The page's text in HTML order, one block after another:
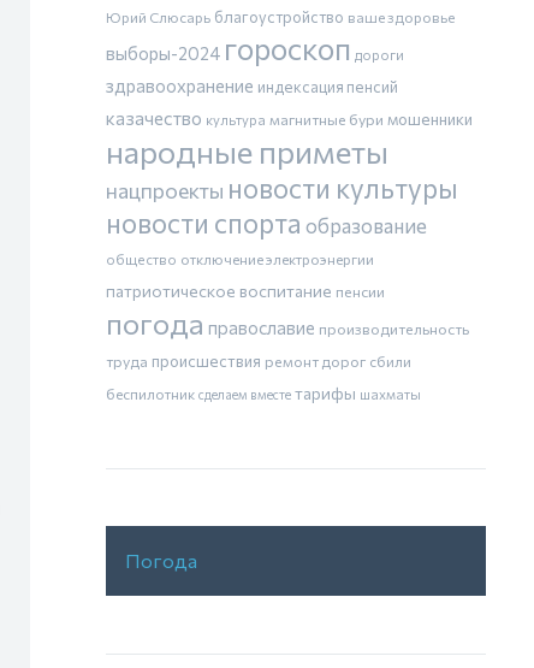
Юрий Слюсарь благоустройство ваше здоровье
выборы-2024 гороскоп дороги
здравоохранение индексация пенсий
казачество культура магнитные бури мошенники
народные приметы
нацпроекты новости культуры
новости спорта образование
общество отключение электроэнергии
патриотическое воспитание пенсии
погода православие производительность
труда происшествия ремонт дорог сбили
беспилотник сделаем вместе тарифы шахматы
Погода